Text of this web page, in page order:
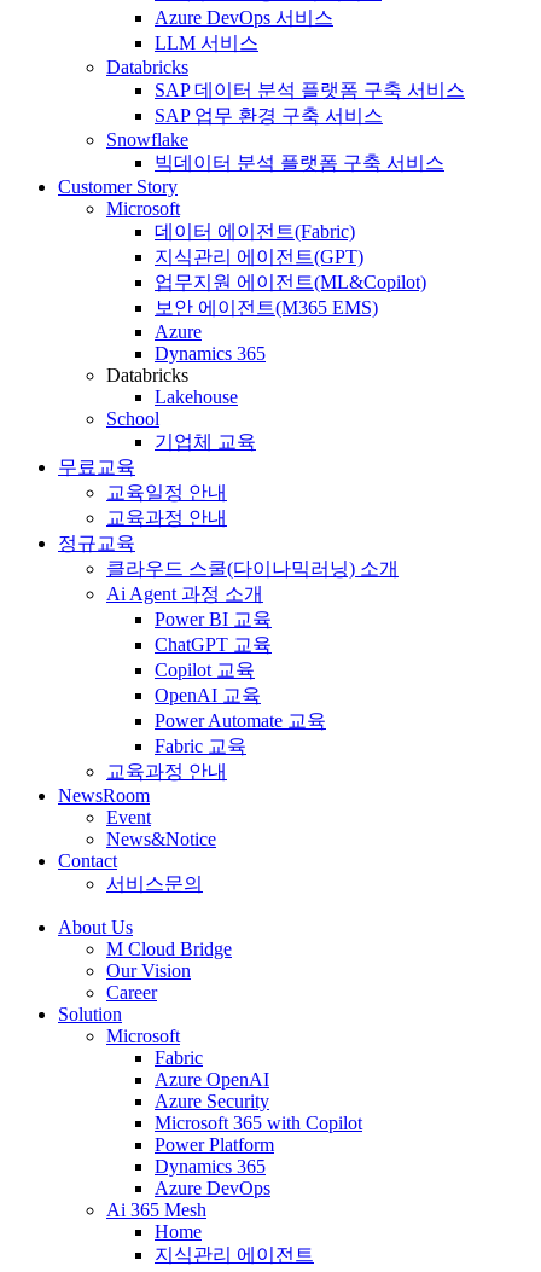
Azure DevOps 서비스
LLM 서비스
Databricks
SAP 데이터 분석 플랫폼 구축 서비스
SAP 업무 환경 구축 서비스
Snowflake
빅데이터 분석 플랫폼 구축 서비스
Customer Story
Microsoft
데이터 에이전트(Fabric)
지식관리 에이전트(GPT)
업무지원 에이전트(ML&Copilot)
보안 에이전트(M365 EMS)
Azure
Dynamics 365
Databricks
Lakehouse
School
기업체 교육
무료교육
교육일정 안내
교육과정 안내
정규교육
클라우드 스쿨(다이나믹러닝) 소개
Ai Agent 과정 소개
Power BI 교육
ChatGPT 교육
Copilot 교육
OpenAI 교육
Power Automate 교육
Fabric 교육
교육과정 안내
NewsRoom
Event
News&Notice
Contact
서비스문의
About Us
M Cloud Bridge
Our Vision
Career
Solution
Microsoft
Fabric
Azure OpenAI
Azure Security
Microsoft 365 with Copilot
Power Platform
Dynamics 365
Azure DevOps
Ai 365 Mesh
Home
지식관리 에이전트